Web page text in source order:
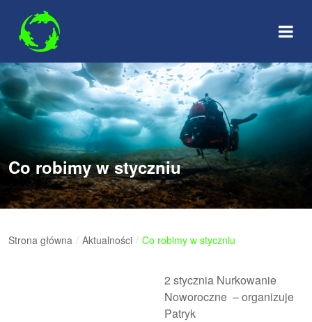
content
Co robimy w styczniu
Strona główna / Aktualności / Co robimy w styczniu
2 stycznia Nurkowanie
Noworoczne – organizuje
Patryk